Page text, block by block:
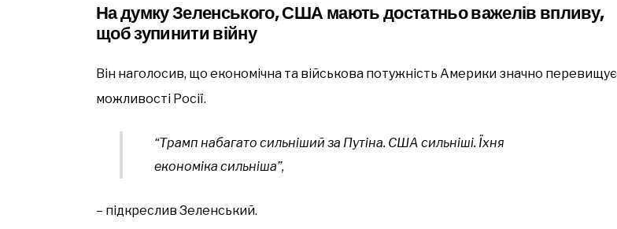
На думку Зеленського, США мають достатньо важелів впливу,
щоб зупинити війну
Він наголосив, що економічна та військова потужність Америки значно перевищує
можливості Росії.
“Трамп набагато сильніший за Путіна. США сильніші. Їхня
економіка сильніша”,
– підкреслив Зеленський.